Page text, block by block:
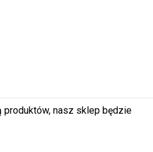
produktów, nasz sklep będzie